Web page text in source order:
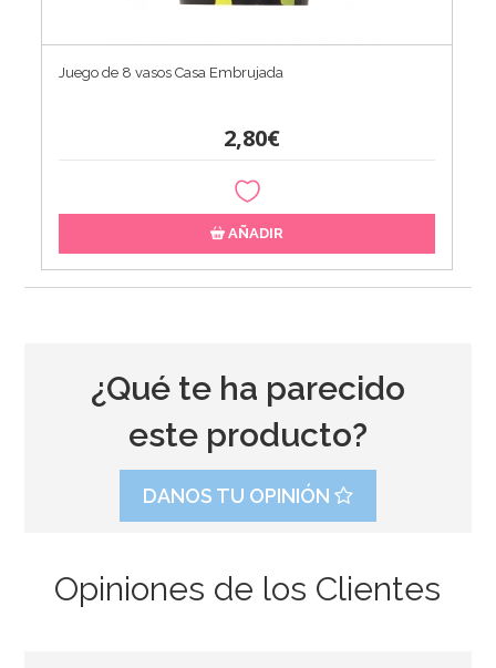
Juego de 8 vasos Casa Embrujada
2,80€
AÑADIR
¿Qué te ha parecido
este producto?
DANOS TU OPINIÓN
Opiniones de los Clientes